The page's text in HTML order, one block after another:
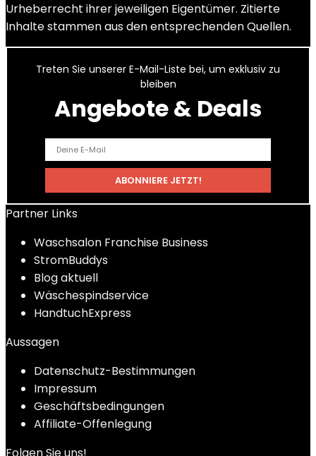
Urheberrecht ihrer jeweiligen Eigentümer. Zitierte
Inhalte stammen aus den entsprechenden Quellen.
Treten Sie unserer E-Mail-Liste bei, um exklusiv zu
bleiben
Angebote & Deals
Partner Links
Waschsalon Franchise Business
StromBuddys
Blog aktuell
Wäschespindservice
HandtuchExpress
Aussagen
Datenschutz-Bestimmungen
Impressum
Geschäftsbedingungen
Affiliate-Offenlegung